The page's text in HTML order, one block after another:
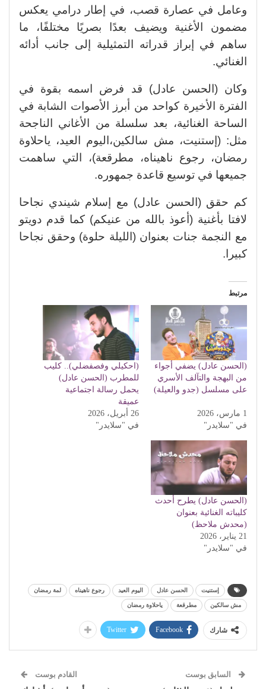
وعامل في عصارة قصب، في إطار درامي يعكس
مضمون الأغنية ويضيف بعدًا بصريًا مختلفًا، ما
ساهم في إبراز قدراته التمثيلية إلى جانب أدائه
الغنائي.
وكان (الحسن عادل) قد فرض اسمه بقوة في
الفترة الأخيرة كواحد من أبرز الأصوات الشابة في
الساحة الغنائية، بعد سلسلة من الأغاني الناجحة
مثل: (إستنيت، مش سالكين،اليوم العيد، ياحلاوة
رمضان، رجوع ناهيناه، مطرقعة)، التي ساهمت
جميعها في توسيع قاعدة جمهوره.
كم حقق (الحسن عادل) مع إسلام شيندي نجاحا
لافتا بأغنية (أعوذ بالله من عنيكم) كما قدم دويتو
مع النجمة جنات بعنوان (الليلة حلوة) وحقق نجاحا
كبيرا.
مرتبط
(الحسن عادل) يضفي أجواء
من البهجة والتآلف الأسري
على مسلسل (جدو والعيلة)
1 مارس، 2026
في "سلايدر"
(احكيلي وفصفضلي).. كليب
للمطرب (الحسن عادل)
يحمل رسالة اجتماعية
عميقة
26 أبريل، 2026
في "سلايدر"
(الحسن عادل) يطرح أحدث
كليباته الغنائية بعنوان
(محدش ملاحظ)
21 يناير، 2026
في "سلايدر"
إستنيت الحسن عادل اليوم العيد رجوع ناهيناه لمة رمضان
مش سالكين مطرقعة ياحلاوة رمضان
شارك Facebook
Twitter
السابق بوست القادم بوست